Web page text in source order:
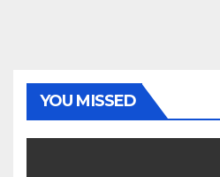
YOU MISSED